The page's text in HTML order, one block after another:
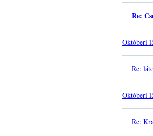
Re:
Októberi
Re:
Októberi
Re: